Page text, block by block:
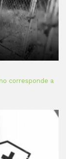
corresponde a